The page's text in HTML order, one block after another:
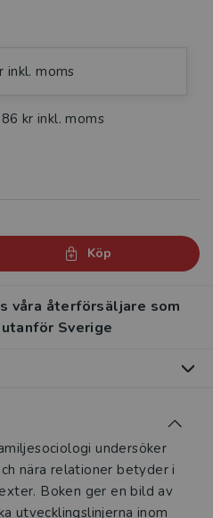
inkl. moms
kr inkl. moms
Köp
våra återförsäljare som
Sverige
här produkten
via Studora.se
under 180 dagar. Observera
relevanta produkter för din
undersöker
nära relationer betyder i
Boken ger en bild av
utvecklingslinjerna inom